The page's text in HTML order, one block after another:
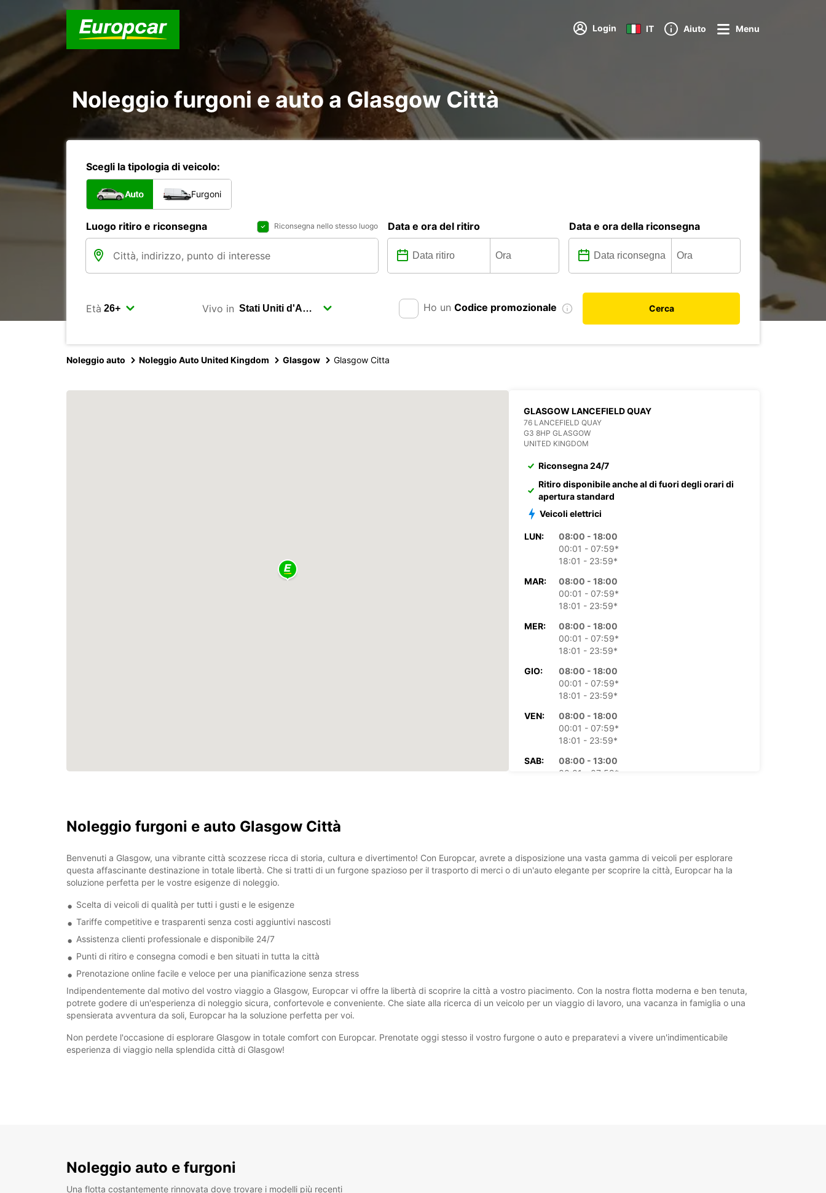
Login IT Aiuto Menu
Noleggio furgoni e auto a Glasgow Città
Scegli la tipologia di veicolo:
Auto Furgoni
Luogo ritiro e riconsegna Riconsegna nello stesso luogo Data e ora del ritiro Data e ora della riconsegna
Età Vivo in Ho un Codice promozionale Cerca
Noleggio auto Noleggio Auto United Kingdom Glasgow Glasgow Citta
GLASGOW LANCEFIELD QUAY
76 LANCEFIELD QUAY
G3 8HP GLASGOW
UNITED KINGDOM
Riconsegna 24/7
Ritiro disponibile anche al di fuori degli orari di
apertura standard
Veicoli elettrici
LUN:
08:00 - 18:00
00:01 - 07:59*
18:01 - 23:59*
MAR:
08:00 - 18:00
00:01 - 07:59*
18:01 - 23:59*
MER:
08:00 - 18:00
00:01 - 07:59*
18:01 - 23:59*
GIO:
08:00 - 18:00
00:01 - 07:59*
18:01 - 23:59*
VEN:
08:00 - 18:00
00:01 - 07:59*
18:01 - 23:59*
SAB:
08:00 - 13:00
00:01 - 07:59*
Noleggio furgoni e auto Glasgow Città
Benvenuti a Glasgow, una vibrante città scozzese ricca di storia, cultura e divertimento! Con Europcar, avrete a disposizione una vasta gamma di veicoli per esplorare
questa affascinante destinazione in totale libertà. Che si tratti di un furgone spazioso per il trasporto di merci o di un'auto elegante per scoprire la città, Europcar ha la
soluzione perfetta per le vostre esigenze di noleggio.
Scelta di veicoli di qualità per tutti i gusti e le esigenze
Tariffe competitive e trasparenti senza costi aggiuntivi nascosti
Assistenza clienti professionale e disponibile 24/7
Punti di ritiro e consegna comodi e ben situati in tutta la città
Prenotazione online facile e veloce per una pianificazione senza stress
Indipendentemente dal motivo del vostro viaggio a Glasgow, Europcar vi offre la libertà di scoprire la città a vostro piacimento. Con la nostra flotta moderna e ben tenuta,
potrete godere di un'esperienza di noleggio sicura, confortevole e conveniente. Che siate alla ricerca di un veicolo per un viaggio di lavoro, una vacanza in famiglia o una
spensierata avventura da soli, Europcar ha la soluzione perfetta per voi.
Non perdete l'occasione di esplorare Glasgow in totale comfort con Europcar. Prenotate oggi stesso il vostro furgone o auto e preparatevi a vivere un'indimenticabile
esperienza di viaggio nella splendida città di Glasgow!
Noleggio auto e furgoni
Una flotta costantemente rinnovata dove trovare i modelli più recenti